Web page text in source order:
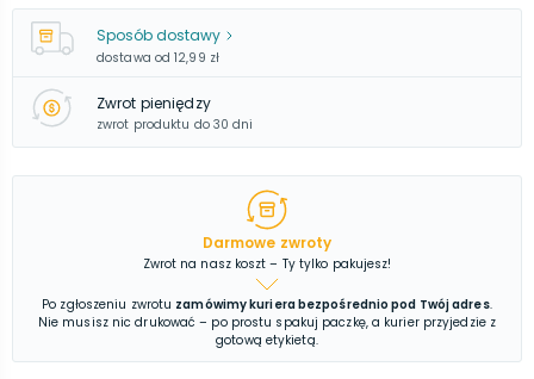
Sposób dostawy
dostawa od 12,99 zł
Zwrot pieniędzy
zwrot produktu do 30 dni
Darmowe zwroty
Zwrot na nasz koszt – Ty tylko pakujesz!
Po zgłoszeniu zwrotu zamówimy kuriera bezpośrednio pod Twój adres.
Nie musisz nic drukować – po prostu spakuj paczkę, a kurier przyjedzie z
gotową etykietą.